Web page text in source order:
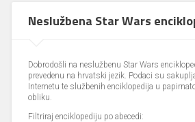
Neslužbena Star Wars
Dobrodošli na neslužbenu Star Wars
prevedenu na hrvatski jezik. Podaci su
Internetu te službenih enciklopedija u
obliku.
Filtriraj enciklopediju po abecedi: